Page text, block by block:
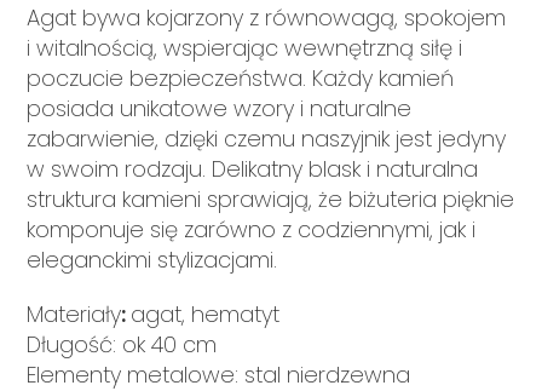
Agat bywa kojarzony z równowagą, spokojem
i witalnością, wspierając wewnętrzną siłę i
poczucie bezpieczeństwa. Każdy kamień
posiada unikatowe wzory i naturalne
zabarwienie, dzięki czemu naszyjnik jest jedyny
w swoim rodzaju. Delikatny blask i naturalna
struktura kamieni sprawiają, że biżuteria pięknie
komponuje się zarówno z codziennymi, jak i
eleganckimi stylizacjami.
Materiały: agat, hematyt
Długość: ok 40 cm
Elementy metalowe: stal nierdzewna